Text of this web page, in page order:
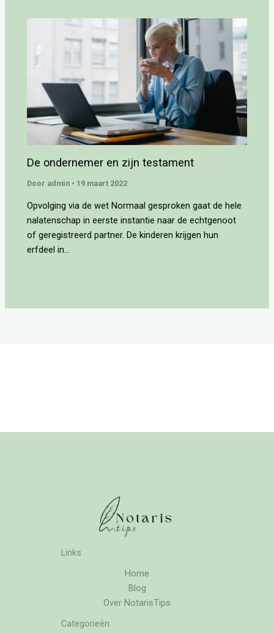
De ondernemer en zijn testament
Door admin • 19 maart 2022
Opvolging via de wet Normaal gesproken gaat de hele
nalatenschap in eerste instantie naar de echtgenoot
of geregistreerd partner. De kinderen krijgen hun
erfdeel in…
Links
Home
Blog
Over NotarisTips
Categorieën